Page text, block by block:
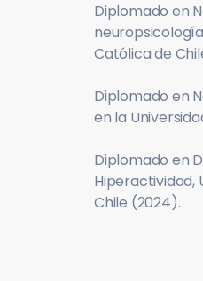
Diplomado en
Católica de
Diplomado en
en la
Diplomado en
Hiperactividad,
Chile (2024).